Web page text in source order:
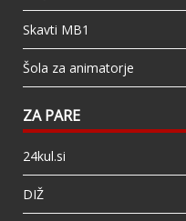
Skavti MB1
Šola za animatorje
ZA PARE
24kul.si
DIŽ